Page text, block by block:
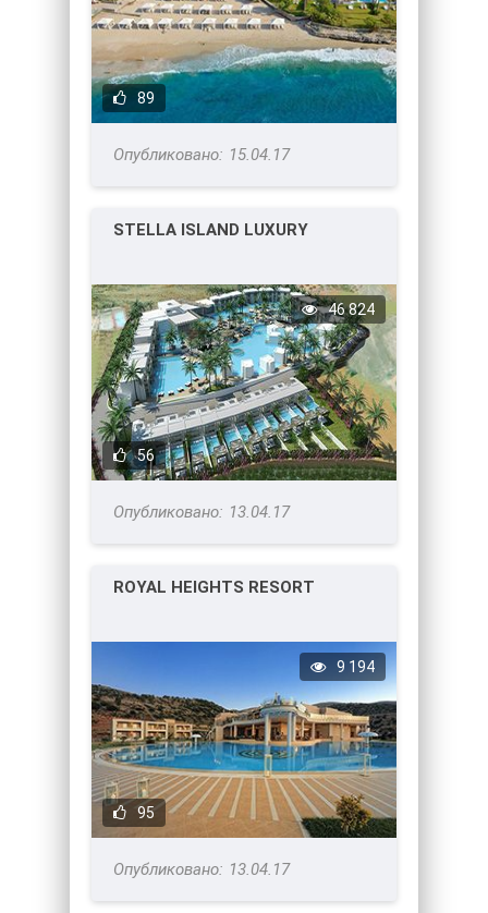
89
15.04.17
STELLA ISLAND LUXURY
56
46 824
13.04.17
ROYAL HEIGHTS RESORT
95
9 194
13.04.17